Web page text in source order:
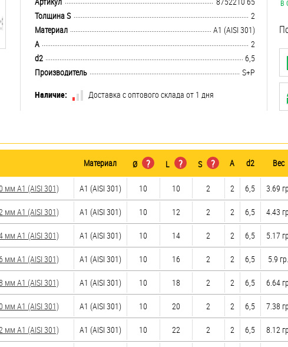
Толщина S
2
Материал
А1 (AISI 301)
A
2
d2
6,5
Производитель
S+P
Наличие:
Доставка с оптового склада от 1 дня
В
Материал Ø ? L ? S ? A d2 Вес
мм А1 (AISI 301)
А1 (AISI 301) 10 10 2 2 6,5 3.69
мм А1 (AISI 301) А1 (AISI 301) 10 12 2 2 6,5 4.43
мм А1 (AISI 301) А1 (AISI 301) 10 14 2 2 6,5 5.17
мм А1 (AISI 301) А1 (AISI 301) 10 16 2 2 6,5 5.9 гр.
мм А1 (AISI 301) А1 (AISI 301) 10 18 2 2 6,5 6.64
мм А1 (AISI 301) А1 (AISI 301) 10 20 2 2 6,5 7.38
мм А1 (AISI 301) А1 (AISI 301) 10 22 2 2 6,5 8.12